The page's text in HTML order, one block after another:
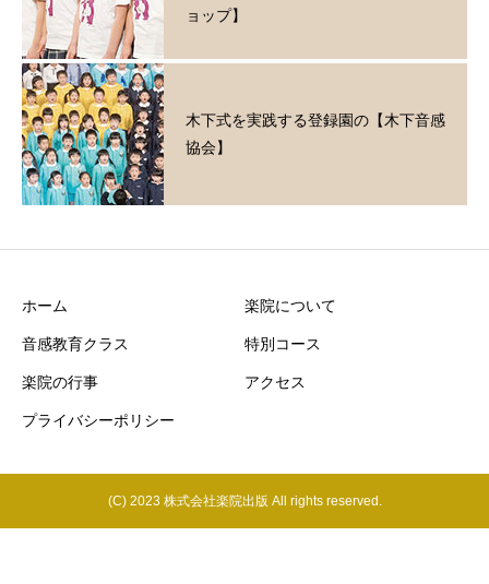
ョップ】
木下式を実践する登録園の【木下音感
協会】
ホーム 楽院について
音感教育クラス 特別コース
楽院の行事 アクセス
プライバシーポリシー
(C) 2023 株式会社楽院出版 All rights reserved.